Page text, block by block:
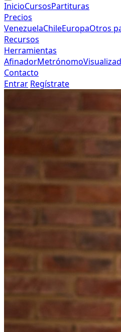
InicioCursosPartituras
Precios
VenezuelaChileEuropaOtros
Recursos
Herramientas
AfinadorMetrónomo
Contacto
Entrar Regístrate